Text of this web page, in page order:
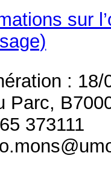
sur
: 18/
Parc,
373111